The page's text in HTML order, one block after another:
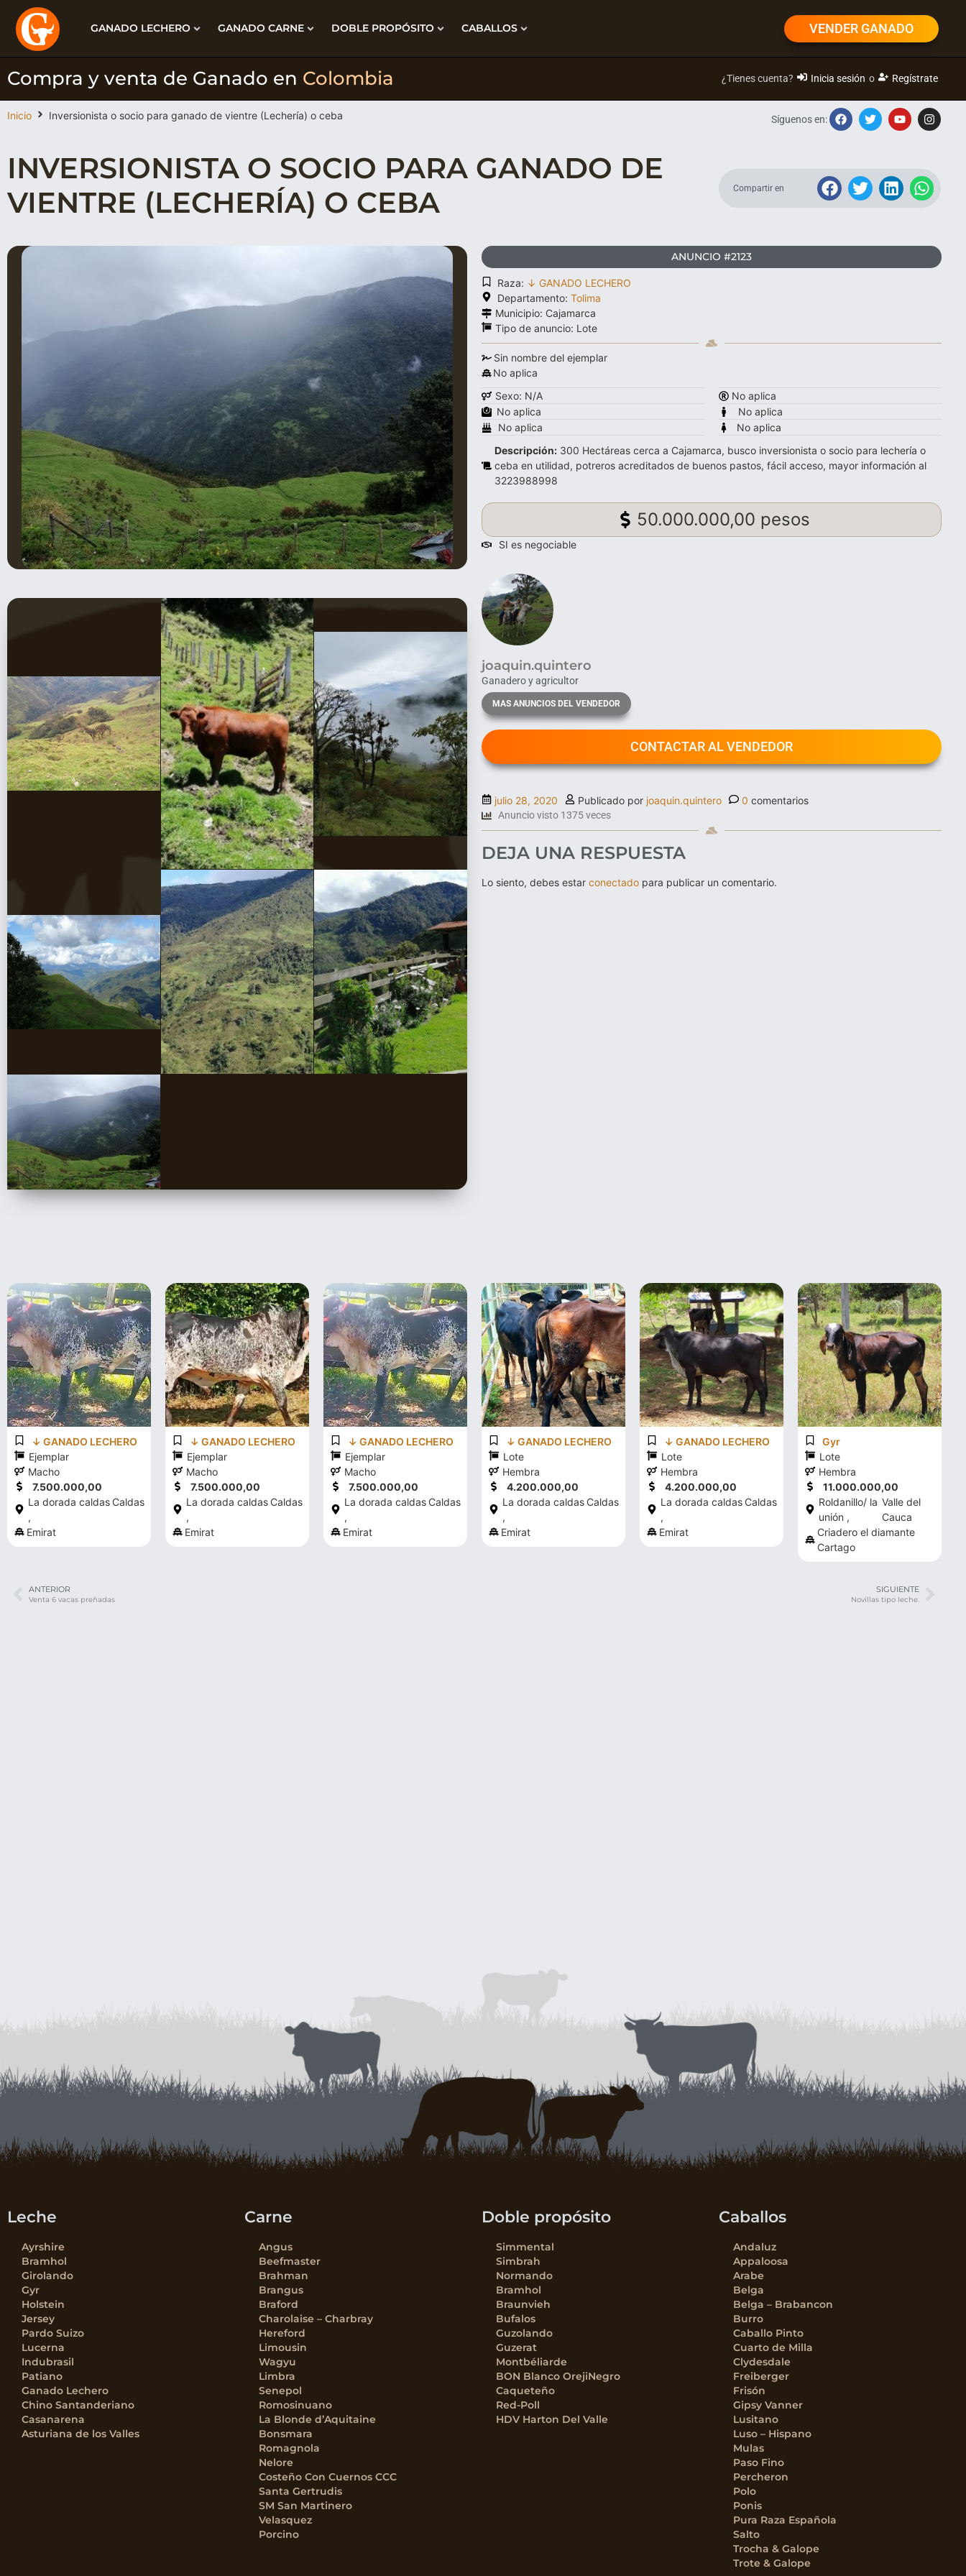
GANADO LECHERO GANADO CARNE DOBLE PROPÓSITO CABALLOS VENDER GANADO
Compra y venta de Ganado en Colombia ¿Tienes cuenta? Inicia sesión o Regístrate
Inicio Inversionista o socio para ganado de vientre (Lechería) o ceba Síguenos en:
INVERSIONISTA O SOCIO PARA GANADO DE
VIENTRE (LECHERÍA) O CEBA
Compartir en
ANUNCIO #2123
Raza: ↓ GANADO LECHERO
Departamento: Tolima
Municipio: Cajamarca
Tipo de anuncio: Lote
Sin nombre del ejemplar
No aplica
Sexo: N/A
No aplica
No aplica
No aplica
No aplica
No aplica
Descripción: 300 Hectáreas cerca a Cajamarca, busco inversionista o socio para lechería o
ceba en utilidad, potreros acreditados de buenos pastos, fácil acceso, mayor información al
3223988998
50.000.000,00 pesos
SI es negociable
joaquin.quintero
Ganadero y agricultor
MAS ANUNCIOS DEL VENDEDOR
CONTACTAR AL VENDEDOR
julio 28, 2020 Publicado por joaquin.quintero 0 comentarios
Anuncio visto 1375 veces
DEJA UNA RESPUESTA
Lo siento, debes estar conectado para publicar un comentario.
↓ GANADO LECHERO
Ejemplar
Macho
7.500.000,00
La dorada caldas
,
Caldas
Emirat
↓ GANADO LECHERO
Ejemplar
Macho
7.500.000,00
La dorada caldas
,
Caldas
Emirat
↓ GANADO LECHERO
Ejemplar
Macho
7.500.000,00
La dorada caldas
,
Caldas
Emirat
↓ GANADO LECHERO
Lote
Hembra
4.200.000,00
La dorada caldas
,
Caldas
Emirat
↓ GANADO LECHERO
Lote
Hembra
4.200.000,00
La dorada caldas
,
Caldas
Emirat
Gyr
Lote
Hembra
11.000.000,00
Roldanillo/ la
unión ,
Valle del
Cauca
Criadero el diamante
Cartago
ANTERIOR
Venta 6 vacas preñadas
SIGUIENTE
Novillas tipo leche.
Leche
Ayrshire
Bramhol
Girolando
Gyr
Holstein
Jersey
Pardo Suizo
Lucerna
Indubrasil
Patiano
Ganado Lechero
Chino Santanderiano
Casanarena
Asturiana de los Valles
Carne
Angus
Beefmaster
Brahman
Brangus
Braford
Charolaise – Charbray
Hereford
Limousin
Wagyu
Limbra
Senepol
Romosinuano
La Blonde d’Aquitaine
Bonsmara
Romagnola
Nelore
Costeño Con Cuernos CCC
Santa Gertrudis
SM San Martinero
Velasquez
Porcino
Doble propósito
Simmental
Simbrah
Normando
Bramhol
Braunvieh
Bufalos
Guzolando
Guzerat
Montbéliarde
BON Blanco OrejiNegro
Caqueteño
Red-Poll
HDV Harton Del Valle
Caballos
Andaluz
Appaloosa
Arabe
Belga
Belga – Brabancon
Burro
Caballo Pinto
Cuarto de Milla
Clydesdale
Freiberger
Frisón
Gipsy Vanner
Lusitano
Luso – Hispano
Mulas
Paso Fino
Percheron
Polo
Ponis
Pura Raza Española
Salto
Trocha & Galope
Trote & Galope